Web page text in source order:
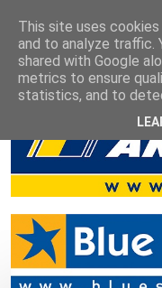
This site uses
and to analyze traffic.
shared with Google
metrics to ensure
statistics, and to